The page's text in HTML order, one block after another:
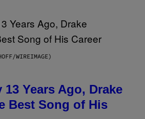
WIREIMAGE)
13 Years Ago, Drake
Best Song of His